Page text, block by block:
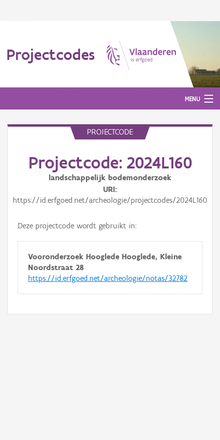
Projectcodes
MENU
PROJECTCODE
Projectcode: 2024L160
landschappelijk bodemonderzoek
URI
https://id.erfgoed.net/archeologie/projectcodes/2024L160
Deze projectcode wordt gebruikt in:
Vooronderzoek Hooglede Hooglede, Kleine
Noordstraat 28
https://id.erfgoed.net/archeologie/notas/32782